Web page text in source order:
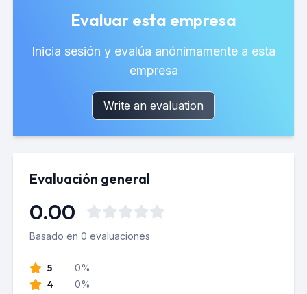
Evaluar esta empresa
Inicia sesión y evalúa anónimamente a esta
empresa
Write an evaluation
Evaluación general
0.00
Basado en 0 evaluaciones
5 0%
4 0%